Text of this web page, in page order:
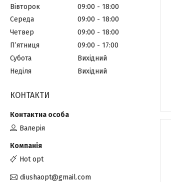
Вівторок
09:00
18:00
Середа
09:00
18:00
Четвер
09:00
18:00
Пʼятниця
09:00
17:00
Субота
Вихідний
Неділя
Вихідний
КОНТАКТИ
Валерія
Hot opt
diushaopt@gmail.com